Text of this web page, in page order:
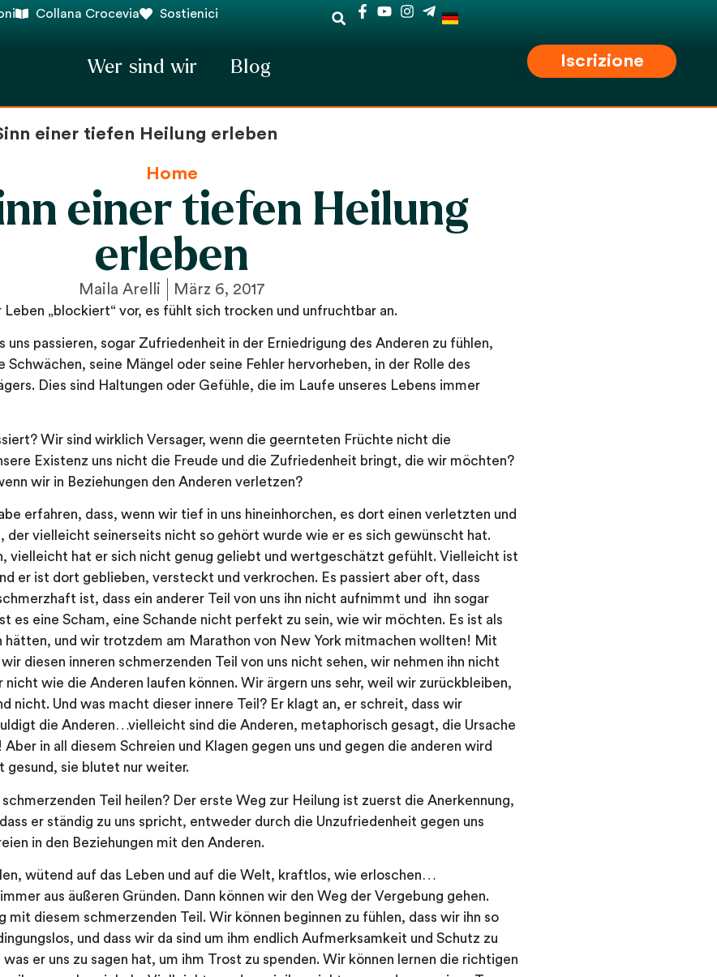
Collana Crocevia Sostienici
Wer sind wir Blog Iscrizione
einer tiefen Heilung erleben
Home
einer tiefen Heilung
erleben
Maila Arelli März 6, 2017
Leben „blockiert“ vor, es fühlt sich trocken und unfruchtbar an.
uns passieren, sogar Zufriedenheit in der Erniedrigung des Anderen zu fühlen,
Schwächen, seine Mängel oder seine Fehler hervorheben, in der Rolle des
Dies sind Haltungen oder Gefühle, die im Laufe unseres Lebens immer
Wir sind wirklich Versager, wenn die geernteten Früchte nicht die
Existenz uns nicht die Freude und die Zufriedenheit bringt, die wir möchten?
wir in Beziehungen den Anderen verletzen?
erfahren, dass, wenn wir tief in uns hineinhorchen, es dort einen verletzten und
der vielleicht seinerseits nicht so gehört wurde wie er es sich gewünscht hat.
vielleicht hat er sich nicht genug geliebt und wertgeschätzt gefühlt. Vielleicht ist
er ist dort geblieben, versteckt und verkrochen. Es passiert aber oft, dass
ist, dass ein anderer Teil von uns ihn nicht aufnimmt und ihn sogar
es eine Scham, eine Schande nicht perfekt zu sein, wie wir möchten. Es ist als
hätten, und wir trotzdem am Marathon von New York mitmachen wollten! Mit
diesen inneren schmerzenden Teil von uns nicht sehen, wir nehmen ihn nicht
nicht wie die Anderen laufen können. Wir ärgern uns sehr, weil wir zurückbleiben,
nicht. Und was macht dieser innere Teil? Er klagt an, er schreit, dass wir
die Anderen…vielleicht sind die Anderen, metaphorisch gesagt, die Ursache
in all diesem Schreien und Klagen gegen uns und gegen die anderen wird
gesund, sie blutet nur weiter.
Teil heilen? Der erste Weg zur Heilung ist zuerst die Anerkennung,
er ständig zu uns spricht, entweder durch die Unzufriedenheit gegen uns
in den Beziehungen mit den Anderen.
wütend auf das Leben und auf die Welt, kraftlos, wie erloschen…
aus äußeren Gründen. Dann können wir den Weg der Vergebung gehen.
mit diesem schmerzenden Teil. Wir können beginnen zu fühlen, dass wir ihn so
und dass wir da sind um ihm endlich Aufmerksamkeit und Schutz zu
er uns zu sagen hat, um ihm Trost zu spenden. Wir können lernen die richtigen